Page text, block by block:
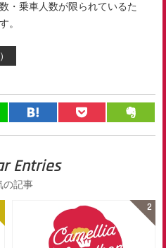
・乗車人数が限られているた
。
Entries
の記事